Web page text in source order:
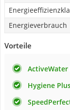
Energieverbrauch
Vorteile
ActiveWater
Hygiene